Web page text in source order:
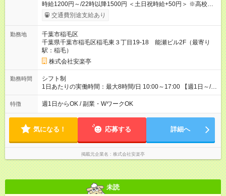
時給1200円～/22時以降1500円 ＜土日祝時給+50円＞ ※高校生
時給1150円 【試用期間】試用期間あり 試用期間の長さ：12ヶ
月 雇用形態、給与は本採用時と同じです。 ※最大12ヶ月の間
交通費別途支給あり
勤務地
千葉市稲毛区
千葉県千葉市稲毛区稲毛東３丁目19-18 能瀬ビル2F（最寄り
駅：稲毛）
株式会社安楽亭
勤務時間
シフト制
1日あたりの実働時間：最大8時間/日 10:00～17:00 【週1日～/1
日3時間～OK！】 ＊レギュラー勤務ももちろん大歓迎！ 「子ど
ものお迎えまでの時間」 「ランチタイムだけ」 など、家庭の予
談可能◎
特徴 週1日からOK / 副業・WワークOK
気になる！ 応募する 詳細へ
掲載元企業名 株式会社安楽亭
未読